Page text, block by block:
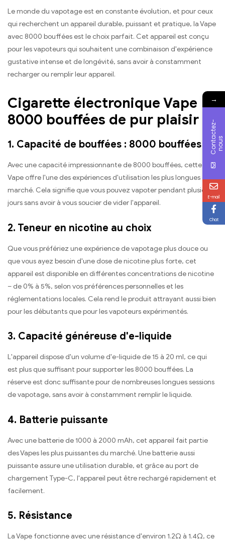
Le monde du vapotage est en constante évolution, et pour ceux
qui recherchent un appareil durable, puissant et pratique, la Vape
avec 8000 bouffées est le choix parfait. Cet appareil est conçu
pour les vapoteurs qui souhaitent une combinaison d'expérience
gustative intense et de longévité, sans avoir à constamment
recharger ou remplir leur appareil.
Cigarette électronique Vape
8000 bouffées de pur plaisir
1. Capacité de bouffées : 8000 bouffées
Avec une capacité impressionnante de 8000 bouffées, cette
Vape offre l'une des expériences d'utilisation les plus longues du
marché. Cela signifie que vous pouvez vapoter pendant plusieurs
jours sans avoir à vous soucier de vider l'appareil.
2. Teneur en nicotine au choix
Que vous préfériez une expérience de vapotage plus douce ou
que vous ayez besoin d'une dose de nicotine plus forte, cet
appareil est disponible en différentes concentrations de nicotine
– de 0% à 5%, selon vos préférences personnelles et les
réglementations locales. Cela rend le produit attrayant aussi bien
pour les débutants que pour les vapoteurs expérimentés.
3. Capacité généreuse d'e-liquide
L'appareil dispose d'un volume d'e-liquide de 15 à 20 ml, ce qui
est plus que suffisant pour supporter les 8000 bouffées. La
réserve est donc suffisante pour de nombreuses longues sessions
de vapotage, sans avoir à constamment remplir le liquide.
4. Batterie puissante
Avec une batterie de 1000 à 2000 mAh, cet appareil fait partie
des Vapes les plus puissantes du marché. Une batterie aussi
puissante assure une utilisation durable, et grâce au port de
chargement Type-C, l'appareil peut être rechargé rapidement et
facilement.
5. Résistance
La Vape fonctionne avec une résistance d'environ 1.2Ω à 1.4Ω, ce
→
C
o
n
t a
c
t
e
z
-
n
o
u s
E-mail
Chat